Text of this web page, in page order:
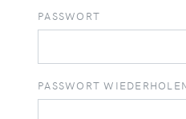
PASSWORT
PASSWORT